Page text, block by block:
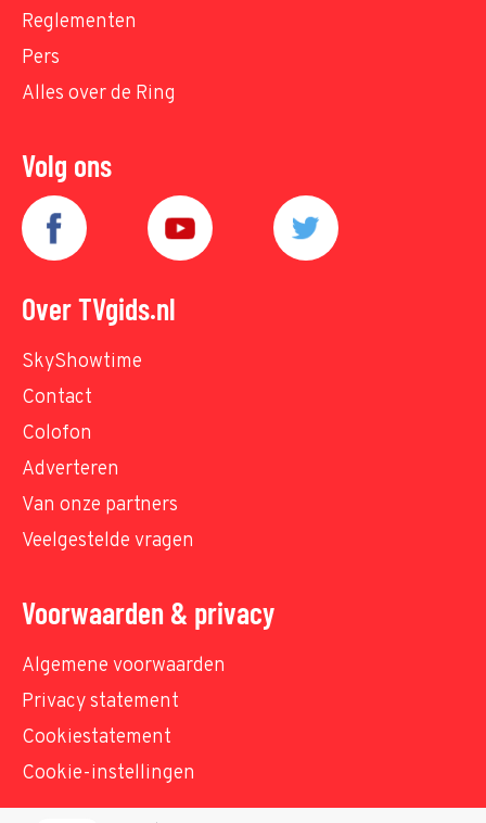
Reglementen
Pers
Alles over de Ring
Volg ons
Over TVgids.nl
SkyShowtime
Contact
Colofon
Adverteren
Van onze partners
Veelgestelde vragen
Voorwaarden & privacy
Algemene voorwaarden
Privacy statement
Cookiestatement
Cookie-instellingen